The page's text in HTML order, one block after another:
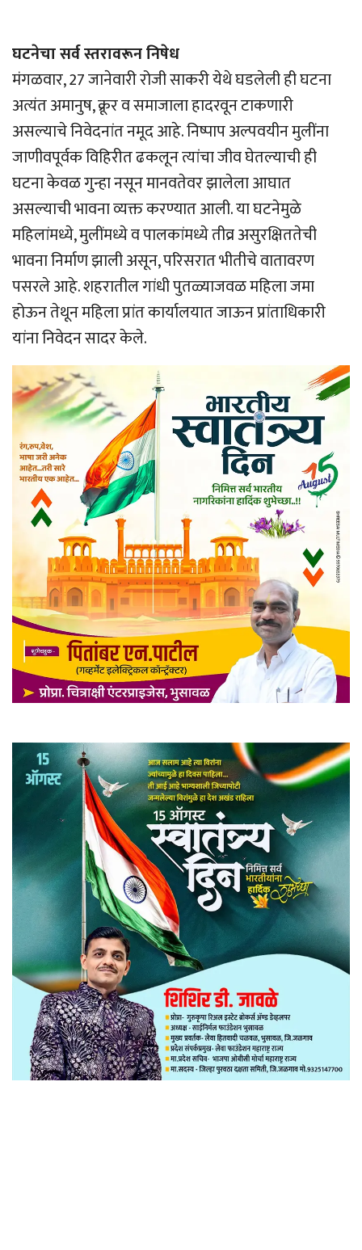
घटनेचा सर्व स्तरावरून निषेध
मंगळवार, 27 जानेवारी रोजी साकरी येथे घडलेली ही घटना
अत्यंत अमानुष, क्रूर व समाजाला हादरवून टाकणारी
असल्याचे निवेदनांत नमूद आहे. निष्पाप अल्पवयीन मुलींना
जाणीवपूर्वक विहिरीत ढकलून त्यांचा जीव घेतल्याची ही
घटना केवळ गुन्हा नसून मानवतेवर झालेला आघात
असल्याची भावना व्यक्त करण्यात आली. या घटनेमुळे
महिलांमध्ये, मुलींमध्ये व पालकांमध्ये तीव्र असुरक्षिततेची
भावना निर्माण झाली असून, परिसरात भीतीचे वातावरण
पसरले आहे. शहरातील गांधी पुतळ्याजवळ महिला जमा
होऊन तेथून महिला प्रांत कार्यालयात जाऊन प्रांताधिकारी
यांना निवेदन सादर केले.